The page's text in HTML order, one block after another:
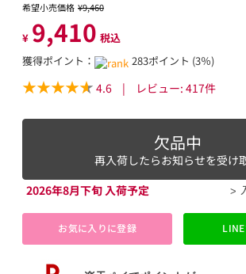
希望小売価格 ¥9,460
¥ 9,410 税込
獲得ポイント：
283ポイント (3％)
4.6 | レビュー: 417件
欠品中
再入荷したらお知らせを受け
2026年8月下旬 入荷予定
お気に入りに登録